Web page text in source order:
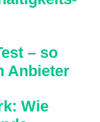
– so
Anbieter
Wie